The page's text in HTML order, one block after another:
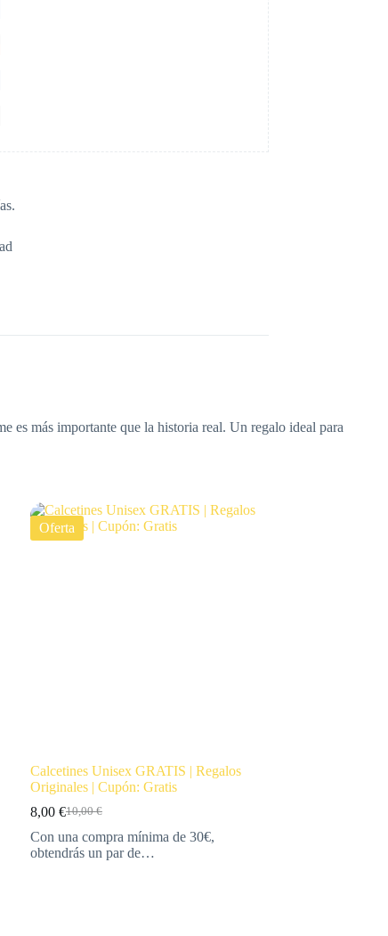
es más importante que la historia real. Un regalo ideal para
Oferta
Calcetines Unisex GRATIS | Regalos
Originales | Cupón: Gratis
10,00€
8,00 €
Con una compra mínima de 30€,
obtendrás un par de…